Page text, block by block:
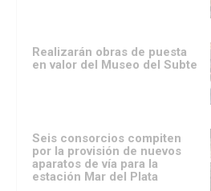
Realizarán obras de puesta
en valor del Museo del Subte
Seis consorcios compiten
por la provisión de nuevos
aparatos de vía para la
estación Mar del Plata